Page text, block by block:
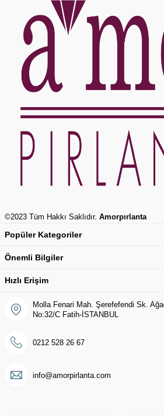
©2023 Tüm Hakkı Saklıdır. Amorpırlanta
Popüler Kategoriler
Önemli Bilgiler
Hızlı Erişim
Molla Fenari Mah. Şerefefendi Sk.
No:32/C Fatih-İSTANBUL
0212 528 26 67
info@amorpirlanta.com